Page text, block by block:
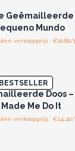
Geëmailleerde
Mundo
verkoopprijs :
BESTSELLER
Doos –
Made Me Do It
verkoopprijs :